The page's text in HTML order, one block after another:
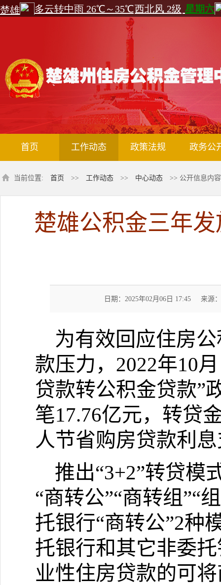
首页 工作动态 政策法规 政务公
当前位置: 首页 >> 工作动态 >> 中心动态 >> 公开信息内容
楚雄公积金三年
日期：2025年02月06日 17:45 来源：
为有效回应住房
款压力， 2022年10
贷款转公积金贷款”
笔17.76亿元，转贷
人节省购房贷款利
推出“3+2”转贷模
“商转公”“商转组”“
托银行“商转公”2种
托银行和其它非委
业性住房贷款的可